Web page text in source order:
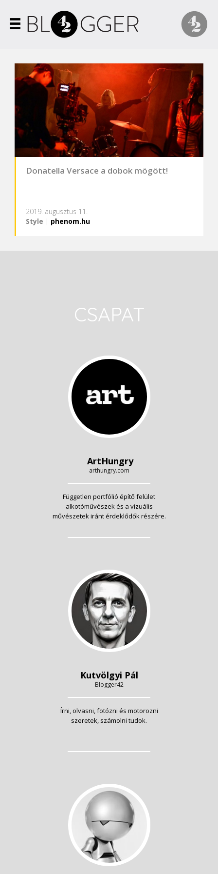
Donatella Versace a dobok mögött!
2019. augusztus 11.
Style | phenom.hu
CSAPAT
ArtHungry
arthungry.com
Független portfólió építő felület
alkotóművészek és a vizuális
művészetek iránt érdeklődők részére.
Kutvölgyi Pál
Blogger42
Írni, olvasni, fotózni és motorozni
szeretek, számolni tudok.